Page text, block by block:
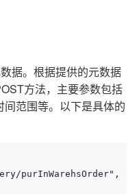
据。根据提供的元数据
方法，主要参数包括
范围等。以下是具体的
purInWarehsOrder",